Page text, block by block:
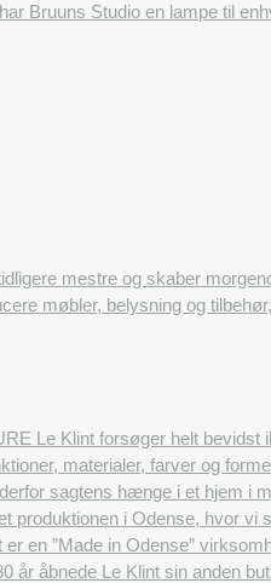
Bruuns Studio en lampe til
mestre og skaber
møbler, belysning og
Le Klint forsøger helt
materialer, farver og
sagtens hænge i et hjem i
produktionen i Odense, hvor
en ”Made in Odense”
år åbnede Le Klint sin anden